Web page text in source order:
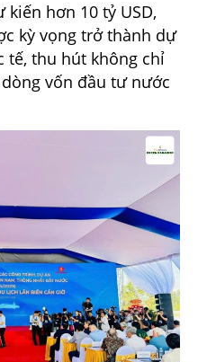
hơn 10 tỷ USD,
kỳ vọng trở thành dự
tế, thu hút không chỉ
vốn đầu tư nước